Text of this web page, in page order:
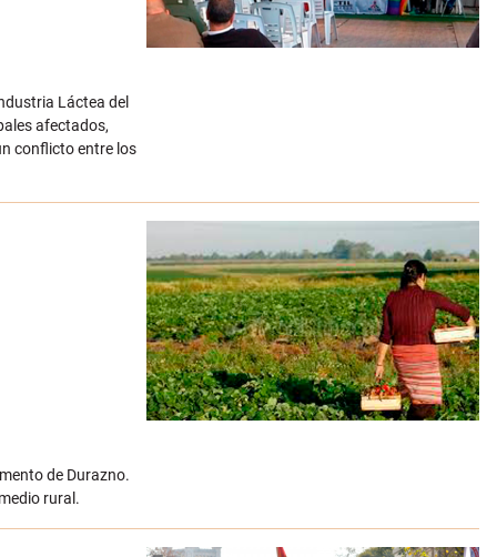
Láctea del
afectados,
conflicto entre los
de Durazno.
rural.